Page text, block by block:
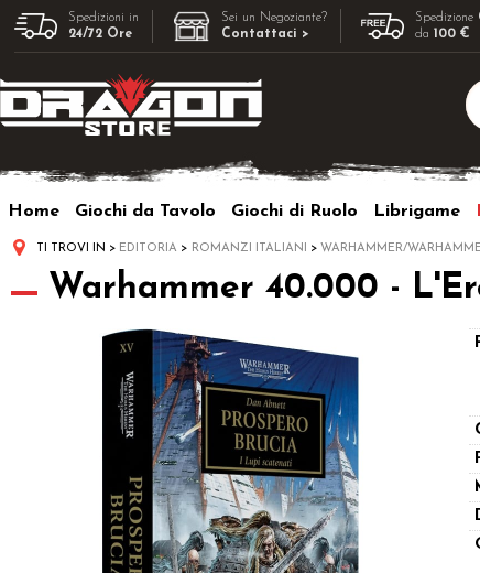
Spedizioni in
24/72 Ore
Sei un Negoziante?
Contattaci >
Spedizione
da100 €
Home Giochi da Tavolo Giochi di Ruolo Librigame
TI TROVI IN EDITORIA ROMANZI ITALIANI WARHAMMER/
Warhammer 40.000 -